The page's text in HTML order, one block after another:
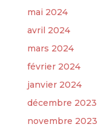
mai 2024
avril 2024
mars 2024
février 2024
janvier 2024
décembre 2023
novembre 2023